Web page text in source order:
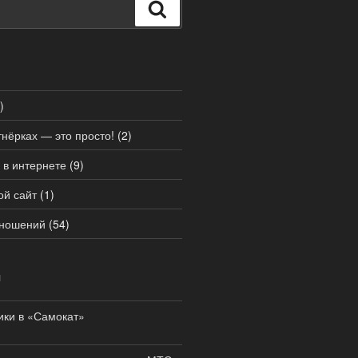
— это просто! (2)
в интернете (9)
сайт(1)
(54)
в «Самокат»